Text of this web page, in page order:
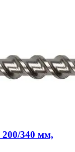
340 мм,